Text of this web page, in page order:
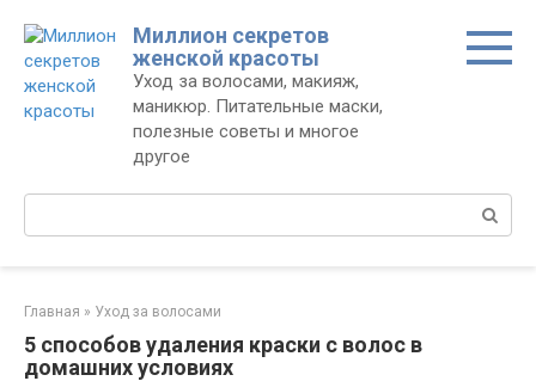
контенту
Миллион секретов
женской красоты
Уход за волосами, макияж,
маникюр. Питательные маски,
полезные советы и многое
другое
Главная » Уход за волосами
5 способов удаления краски с волос в
домашних условиях